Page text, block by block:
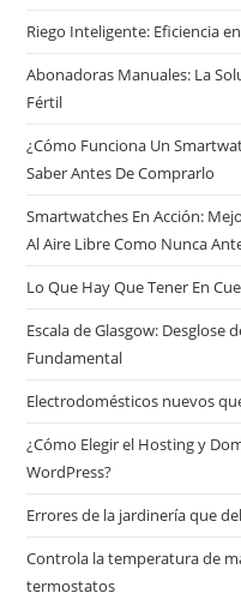
Riego Inteligente: Eficiencia
Abonadoras Manuales: La
Fértil
¿Cómo Funciona Un
Saber Antes De Comprarlo
Smartwatches En Acción:
Al Aire Libre Como Nunca
Lo Que Hay Que Tener En
Escala de Glasgow: Desglose
Fundamental
Electrodomésticos nuevos
¿Cómo Elegir el Hosting y
WordPress?
Errores de la jardinería que
Controla la temperatura de
termostatos